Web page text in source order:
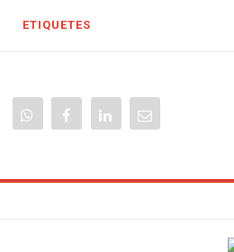
ETIQUETES